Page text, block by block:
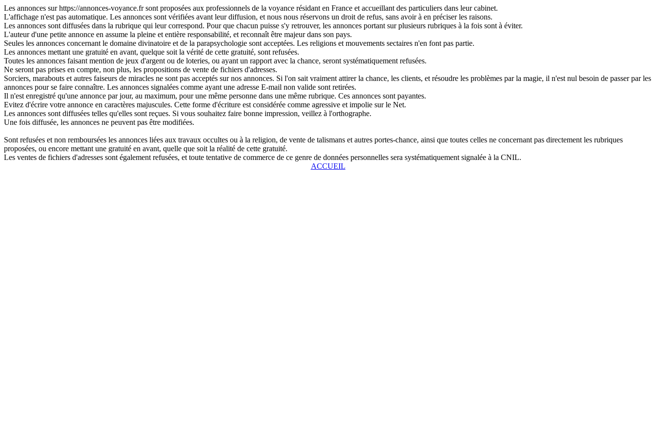
Les annonces sur https://annonces-voyance.fr sont proposées aux professionnels de la voyance résidant en France et accueillant des particuliers dans leur cabinet.
L'affichage n'est pas automatique. Les annonces sont vérifiées avant leur diffusion, et nous nous réservons un droit de refus, sans avoir à en préciser les raisons.
Les annonces sont diffusées dans la rubrique qui leur correspond. Pour que chacun puisse s'y retrouver, les annonces portant sur plusieurs rubriques à la fois sont à éviter.
L'auteur d'une petite annonce en assume la pleine et entière responsabilité, et reconnaît être majeur dans son pays.
Seules les annonces concernant le domaine divinatoire et de la parapsychologie sont acceptées. Les religions et mouvements sectaires n'en font pas partie.
Les annonces mettant une gratuité en avant, quelque soit la vérité de cette gratuité, sont refusées.
Toutes les annonces faisant mention de jeux d'argent ou de loteries, ou ayant un rapport avec la chance, seront systématiquement refusées.
Ne seront pas prises en compte, non plus, les propositions de vente de fichiers d'adresses.
Sorciers, marabouts et autres faiseurs de miracles ne sont pas acceptés sur nos annonces. Si l'on sait vraiment attirer la chance, les clients, et résoudre les problèmes par la magie, il n'est nul besoin de passer par les
annonces pour se faire connaître. Les annonces signalées comme ayant une adresse E-mail non valide sont retirées.
Il n'est enregistré qu'une annonce par jour, au maximum, pour une même personne dans une même rubrique. Ces annonces sont payantes.
Evitez d'écrire votre annonce en caractères majuscules. Cette forme d'écriture est considérée comme agressive et impolie sur le Net.
Les annonces sont diffusées telles qu'elles sont reçues. Si vous souhaitez faire bonne impression, veillez à l'orthographe.
Une fois diffusée, les annonces ne peuvent pas être modifiées.
Sont refusées et non remboursées les annonces liées aux travaux occultes ou à la religion, de vente de talismans et autres portes-chance, ainsi que toutes celles ne concernant pas directement les rubriques
proposées, ou encore mettant une gratuité en avant, quelle que soit la réalité de cette gratuité.
Les ventes de fichiers d'adresses sont également refusées, et toute tentative de commerce de ce genre de données personnelles sera systématiquement signalée à la CNIL.
ACCUEIL